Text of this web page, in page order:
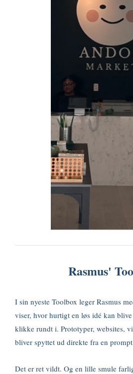
Rasmus'
I sin nyeste Toolbox leger Rasmus
viser, hvor hurtigt en løs idé kan
klikke rundt i. Prototyper, websites,
bliver spyttet ud direkte fra en
Det er ret vildt. Og en lille smule